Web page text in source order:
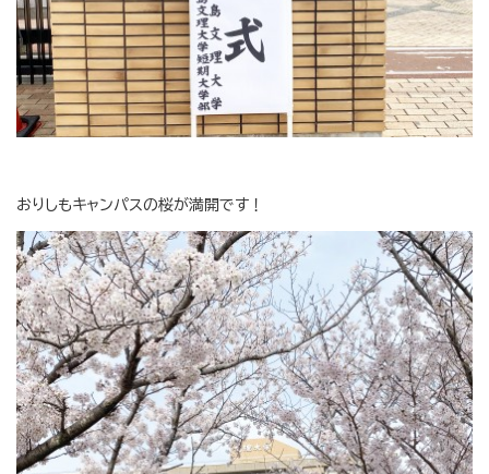
おりしもキャンパスの桜が満開です！